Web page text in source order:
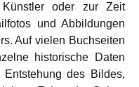
Künstler oder zur Zeit
und Abbildungen
Auf vielen Buchseiten
historische Daten
des Bildes,